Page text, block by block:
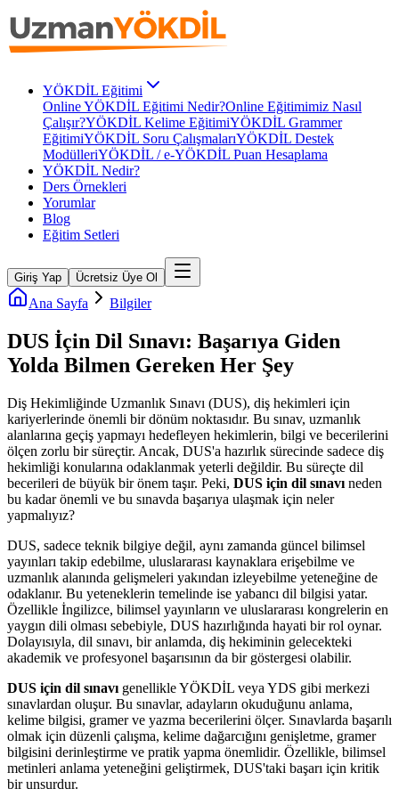
YÖKDİL Eğitimi
Online YÖKDİL Eğitimi Nedir?Online Eğitimimiz Nasıl
Çalışır?YÖKDİL Kelime EğitimiYÖKDİL Grammer
EğitimiYÖKDİL Soru ÇalışmalarıYÖKDİL Destek
ModülleriYÖKDİL / e-YÖKDİL Puan Hesaplama
YÖKDİL Nedir?
Ders Örnekleri
Yorumlar
Blog
Eğitim Setleri
Giriş Yap Ücretsiz Üye Ol
Ana Sayfa Bilgiler
DUS İçin Dil Sınavı: Başarıya Giden
Yolda Bilmen Gereken Her Şey
Diş Hekimliğinde Uzmanlık Sınavı (DUS), diş hekimleri için
kariyerlerinde önemli bir dönüm noktasıdır. Bu sınav, uzmanlık
alanlarına geçiş yapmayı hedefleyen hekimlerin, bilgi ve becerilerini
ölçen zorlu bir süreçtir. Ancak, DUS'a hazırlık sürecinde sadece diş
hekimliği konularına odaklanmak yeterli değildir. Bu süreçte dil
becerileri de büyük bir önem taşır. Peki, DUS için dil sınavı neden
bu kadar önemli ve bu sınavda başarıya ulaşmak için neler
yapmalıyız?
DUS, sadece teknik bilgiye değil, aynı zamanda güncel bilimsel
yayınları takip edebilme, uluslararası kaynaklara erişebilme ve
uzmanlık alanında gelişmeleri yakından izleyebilme yeteneğine de
odaklanır. Bu yeteneklerin temelinde ise yabancı dil bilgisi yatar.
Özellikle İngilizce, bilimsel yayınların ve uluslararası kongrelerin en
yaygın dili olması sebebiyle, DUS hazırlığında hayati bir rol oynar.
Dolayısıyla, dil sınavı, bir anlamda, diş hekiminin gelecekteki
akademik ve profesyonel başarısının da bir göstergesi olabilir.
DUS için dil sınavı genellikle YÖKDİL veya YDS gibi merkezi
sınavlardan oluşur. Bu sınavlar, adayların okuduğunu anlama,
kelime bilgisi, gramer ve yazma becerilerini ölçer. Sınavlarda başarılı
olmak için düzenli çalışma, kelime dağarcığını genişletme, gramer
bilgisini derinleştirme ve pratik yapma önemlidir. Özellikle, bilimsel
metinleri anlama yeteneğini geliştirmek, DUS'taki başarı için kritik
bir unsurdur.